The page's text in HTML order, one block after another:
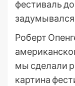
фестиваль
задумывался
Роберт
мы сделали
картина